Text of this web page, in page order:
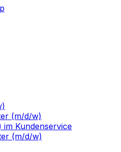
(m/d/w)
Kundenservice
(m/d/w)